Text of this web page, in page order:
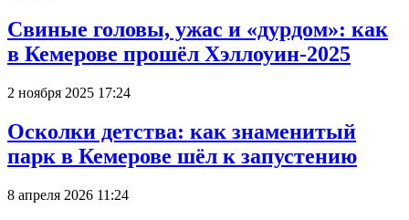
Свиные головы, ужас и «дурдом»: как
в Кемерове прошёл Хэллоуин-2025
2 ноября 2025 17:24
Осколки детства: как знаменитый
парк в Кемерове шёл к запустению
8 апреля 2026 11:24